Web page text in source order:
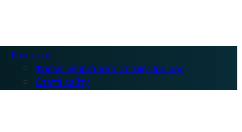
Контакти
Форма зворотного зв’язку
Статті сайту
Про нас